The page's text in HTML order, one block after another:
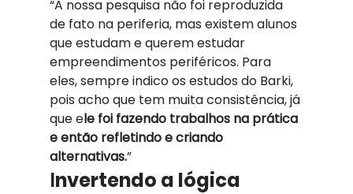
“A nossa pesquisa não foi reproduzida
de fato na periferia, mas existem alunos
que estudam e querem estudar
empreendimentos periféricos. Para
eles, sempre indico os estudos do Barki,
pois acho que tem muita consistência, já
que ele foi fazendo trabalhos na prática
e então refletindo e criando
alternativas.”
Invertendo a lógica